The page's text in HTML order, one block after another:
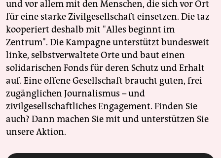
und vor allem mit den Menschen, die sich vor Ort
für eine starke Zivilgesellschaft einsetzen. Die taz
kooperiert deshalb mit "Alles beginnt im
Zentrum". Die Kampagne unterstützt bundesweit
linke, selbstverwaltete Orte und baut einen
solidarischen Fonds für deren Schutz und Erhalt
auf. Eine offene Gesellschaft braucht guten, frei
zugänglichen Journalismus – und
zivilgesellschaftliches Engagement. Finden Sie
auch? Dann machen Sie mit und unterstützen Sie
unsere Aktion.